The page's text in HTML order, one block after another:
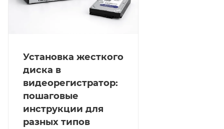
Установка жесткого
диска в
видеорегистратор:
пошаговые
инструкции для
разных типов